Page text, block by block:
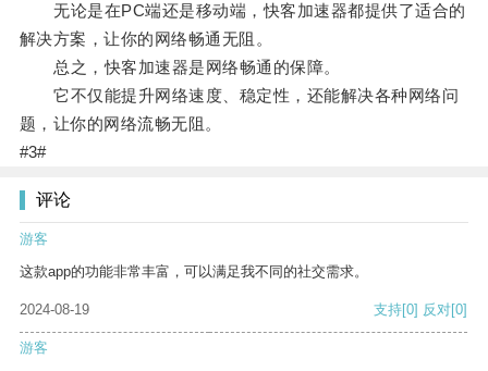
无论是在PC端还是移动端，快客加速器都提供了适合的
解决方案，让你的网络畅通无阻。
总之，快客加速器是网络畅通的保障。
它不仅能提升网络速度、稳定性，还能解决各种网络问
题，让你的网络流畅无阻。
#3#
评论
游客
这款app的功能非常丰富，可以满足我不同的社交需求。
2024-08-19 支持[0] 反对[0]
游客